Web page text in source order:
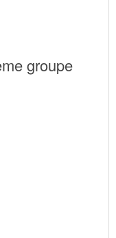
groupe